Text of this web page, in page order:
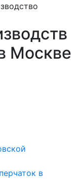
Москве
в